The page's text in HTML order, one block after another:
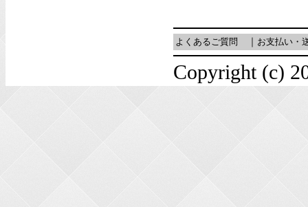
よくあるご質問 お支払い・
Copyright (c)